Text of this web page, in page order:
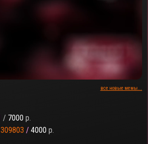
все новые мемы...
/ 7000 р.
309803 / 4000 р.